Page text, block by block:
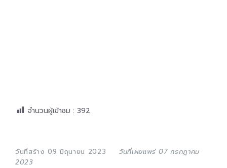
จำนวนผู้เข้าชม : 392
วันที่สร้าง 09 มิถุนายน 2023
วันที่เผยแพร่ 07 กรกฎาคม
2023